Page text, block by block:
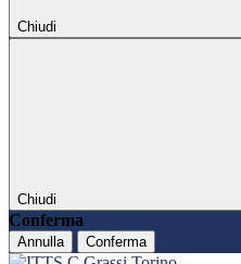
Chiudi
Chiudi
Conferma
Annulla Conferma